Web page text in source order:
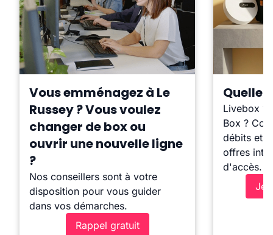
Vous emménagez à Le
Russey ? Vous voulez
changer de box ou
ouvrir une nouvelle ligne
?
Nos conseillers sont à votre
disposition pour vous guider
dans vos démarches.
Rappel gratuit
Quelle
Livebox ?
Box ?
débits et
offres
d'accès.
Je